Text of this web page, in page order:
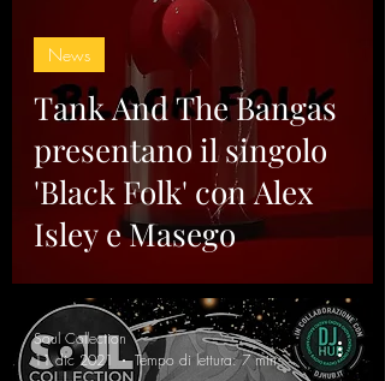
Tank And The Bangas
presentano il singolo
'Black Folk' con Alex
Isley e Masego
News
Soul Collection
11 dic 2021
Tempo di lettura: 7 min